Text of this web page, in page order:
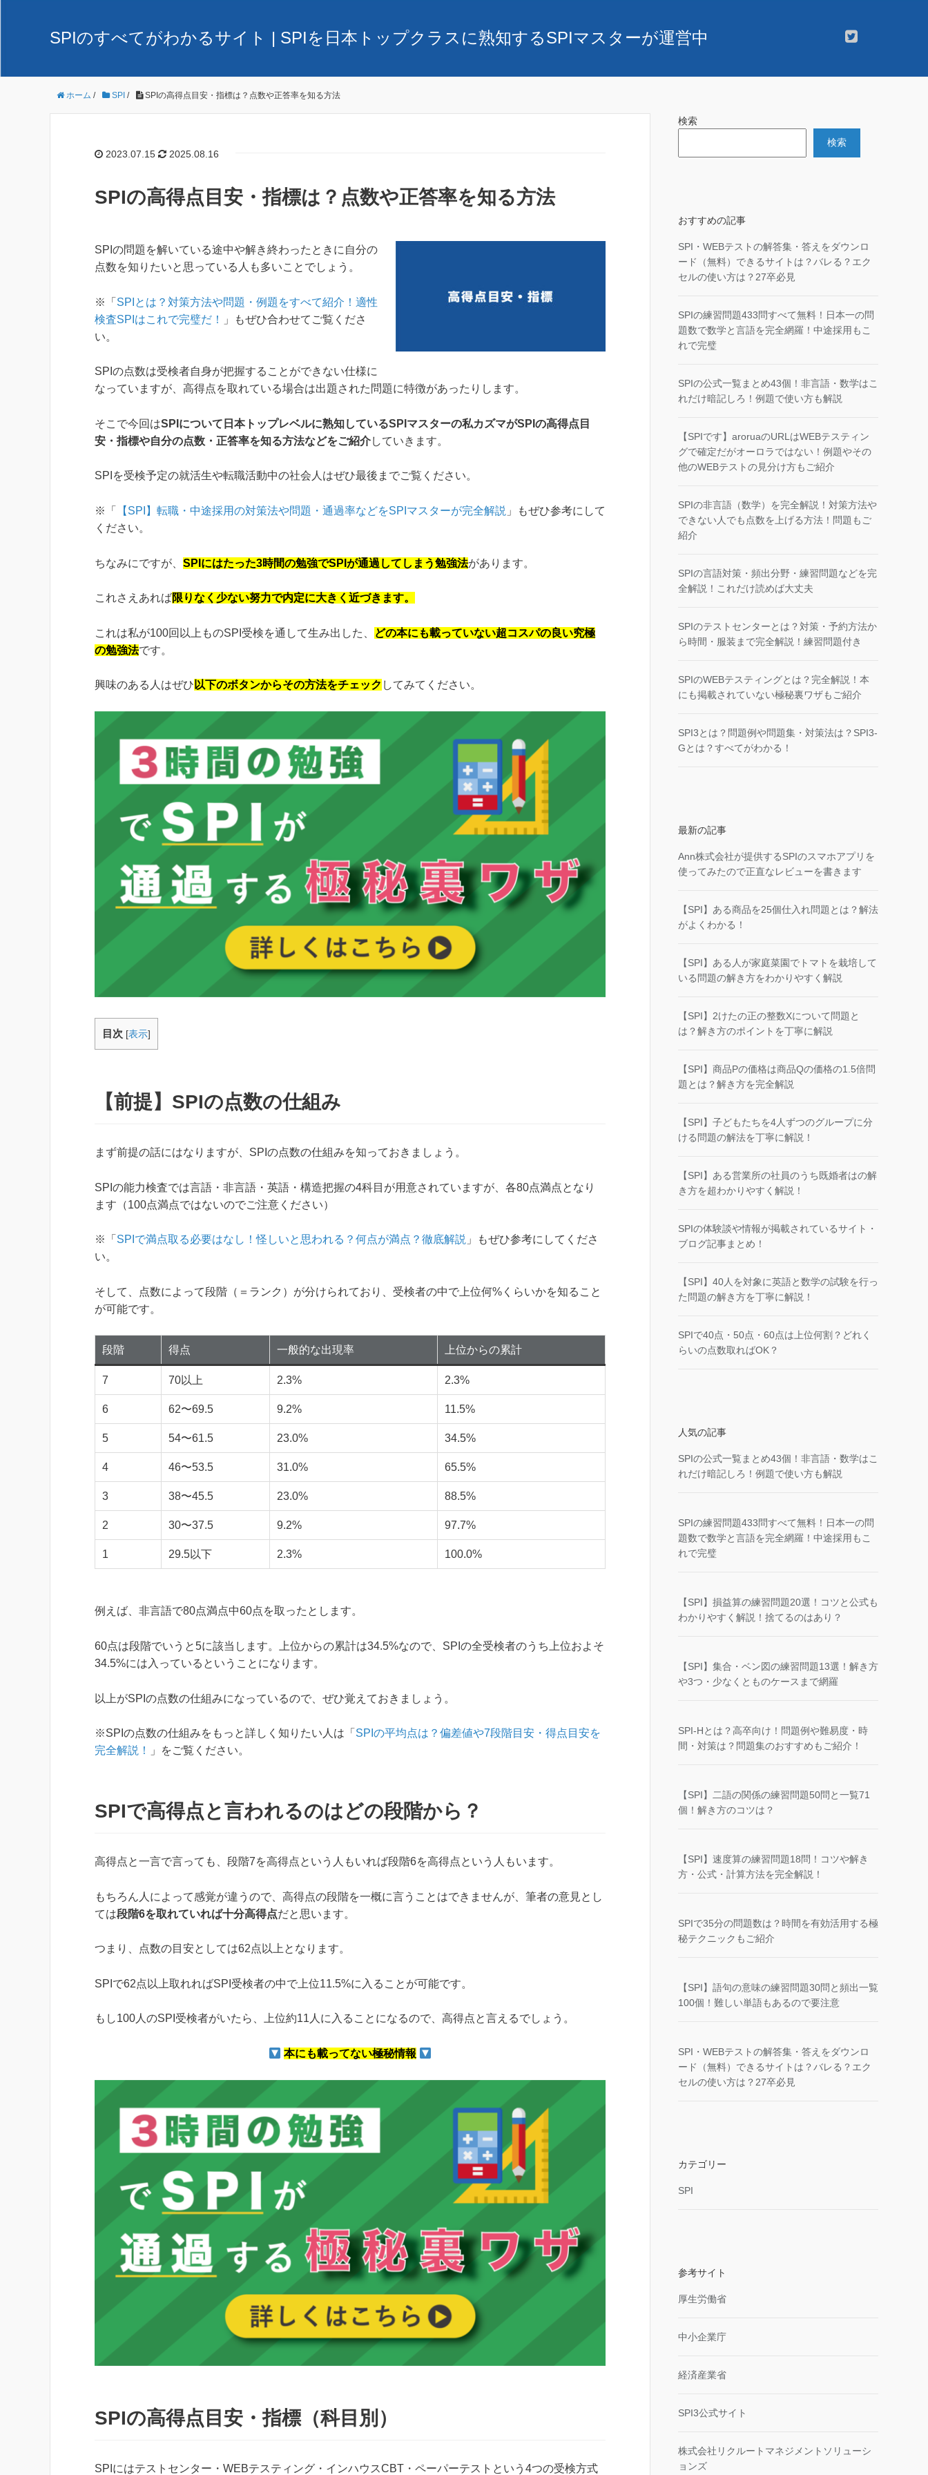
SPIのすべてがわかるサイト | SPIを日本トップクラスに熟知するSPIマスターが運営中
ホーム / SPI / SPIの高得点目安・指標は？点数や正答率を知る方法
2023.07.15 2025.08.16
SPIの高得点目安・指標は？点数や正答率を知る方法
SPIの問題を解いている途中や解き終わったときに自分の
点数を知りたいと思っている人も多いことでしょう。
※「 SPIとは？対策方法や問題・例題をすべて紹介！適性
検査SPIはこれで完璧だ！
」もぜひ合わせてご覧くださ
い。
SPIの点数は受検者自身が把握することができない仕様に
なっていますが、高得点を取れている場合は出題された問題に特徴があったりします。
そこで今回はSPIについて日本トップレベルに熟知しているSPIマスターの私カズマがSPIの高得点目
安・指標や自分の点数・正答率を知る方法などをご紹介していきます。
SPIを受検予定の就活生や転職活動中の社会人はぜひ最後までご覧ください。
※「 【SPI】転職・中途採用の対策法や問題・通過率などをSPIマスターが完全解説 」もぜひ参考にして
ください。
ちなみにですが、 SPIにはたった3時間の勉強でSPIが通過してしまう勉強法があります。
これさえあれば限りなく少ない努力で内定に大きく近づきます。
これは私が100回以上ものSPI受検を通して生み出した、
どの本にも載っていない超コスパの良い究極
の勉強法です。
興味のある人はぜひ 以下のボタンからその方法をチェック してみてください。
目次 [表示]
【前提】SPIの点数の仕組み
まず前提の話にはなりますが、SPIの点数の仕組みを知っておきましょう。
SPIの能力検査では言語・非言語・英語・構造把握の4科目が用意されていますが、各80点満点となり
ます（100点満点ではないのでご注意ください）
※「 SPIで満点取る必要はなし！怪しいと思われる？何点が満点？徹底解説 」もぜひ参考にしてくださ
い。
そして、点数によって段階（＝ランク）が分けられており、受検者の中で上位何%くらいかを知ること
が可能です。
段階 得点 一般的な出現率 上位からの累計
7 70以上 2.3% 2.3%
6 62〜69.5 9.2% 11.5%
5 54〜61.5 23.0% 34.5%
4 46〜53.5 31.0% 65.5%
3 38〜45.5 23.0% 88.5%
2 30〜37.5 9.2% 97.7%
1 29.5以下 2.3% 100.0%
例えば、非言語で80点満点中60点を取ったとします。
60点は段階でいうと5に該当します。上位からの累計は34.5%なので、SPIの全受検者のうち上位およそ
34.5%には入っているということになります。
以上がSPIの点数の仕組みになっているので、ぜひ覚えておきましょう。
※SPIの点数の仕組みをもっと詳しく知りたい人は「 SPIの平均点は？偏差値や7段階目安・得点目安を
完全解説！
」をご覧ください。
SPIで高得点と言われるのはどの段階から？
高得点と一言で言っても、段階7を高得点という人もいれば段階6を高得点という人もいます。
もちろん人によって感覚が違うので、高得点の段階を一概に言うことはできませんが、筆者の意見とし
ては段階6を取れていれば十分高得点だと思います。
つまり、点数の目安としては62点以上となります。
SPIで62点以上取れればSPI受検者の中で上位11.5%に入ることが可能です。
もし100人のSPI受検者がいたら、上位約11人に入ることになるので、高得点と言えるでしょう。
本にも載ってない極秘情報
SPIの高得点目安・指標（科目別）
SPIにはテストセンター・WEBテスティング・インハウスCBT・ペーパーテストという4つの受検方式
検索
検索
おすすめの記事
SPI・WEBテストの解答集・答えをダウンロ
ード（無料）できるサイトは？バレる？エク
セルの使い方は？27卒必見
SPIの練習問題433問すべて無料！日本一の問
題数で数学と言語を完全網羅！中途採用もこ
れで完璧
SPIの公式一覧まとめ43個！非言語・数学はこ
れだけ暗記しろ！例題で使い方も解説
【SPIです】aroruaのURLはWEBテスティン
グで確定だがオーロラではない！例題やその
他のWEBテストの見分け方もご紹介
SPIの非言語（数学）を完全解説！対策方法や
できない人でも点数を上げる方法！問題もご
紹介
SPIの言語対策・頻出分野・練習問題などを完
全解説！これだけ読めば大丈夫
SPIのテストセンターとは？対策・予約方法か
ら時間・服装まで完全解説！練習問題付き
SPIのWEBテスティングとは？完全解説！本
にも掲載されていない極秘裏ワザもご紹介
SPI3とは？問題例や問題集・対策法は？SPI3-
Gとは？すべてがわかる！
最新の記事
Ann株式会社が提供するSPIのスマホアプリを
使ってみたので正直なレビューを書きます
【SPI】ある商品を25個仕入れ問題とは？解法
がよくわかる！
【SPI】ある人が家庭菜園でトマトを栽培して
いる問題の解き方をわかりやすく解説
【SPI】2けたの正の整数Xについて問題と
は？解き方のポイントを丁寧に解説
【SPI】商品Pの価格は商品Qの価格の1.5倍問
題とは？解き方を完全解説
【SPI】子どもたちを4人ずつのグループに分
ける問題の解法を丁寧に解説！
【SPI】ある営業所の社員のうち既婚者はの解
き方を超わかりやすく解説！
SPIの体験談や情報が掲載されているサイト・
ブログ記事まとめ！
【SPI】40人を対象に英語と数学の試験を行っ
た問題の解き方を丁寧に解説！
SPIで40点・50点・60点は上位何割？どれく
らいの点数取ればOK？
人気の記事
SPIの公式一覧まとめ43個！非言語・数学はこ
れだけ暗記しろ！例題で使い方も解説
SPIの練習問題433問すべて無料！日本一の問
題数で数学と言語を完全網羅！中途採用もこ
れで完璧
【SPI】損益算の練習問題20選！コツと公式も
わかりやすく解説！捨てるのはあり？
【SPI】集合・ベン図の練習問題13選！解き方
や3つ・少なくとものケースまで網羅
SPI-Hとは？高卒向け！問題例や難易度・時
間・対策は？問題集のおすすめもご紹介！
【SPI】二語の関係の練習問題50問と一覧71
個！解き方のコツは？
【SPI】速度算の練習問題18問！コツや解き
方・公式・計算方法を完全解説！
SPIで35分の問題数は？時間を有効活用する極
秘テクニックもご紹介
【SPI】語句の意味の練習問題30問と頻出一覧
100個！難しい単語もあるので要注意
SPI・WEBテストの解答集・答えをダウンロ
ード（無料）できるサイトは？バレる？エク
セルの使い方は？27卒必見
カテゴリー
SPI
参考サイト
厚生労働省
中小企業庁
経済産業省
SPI3公式サイト
株式会社リクルートマネジメントソリューシ
ョンズ